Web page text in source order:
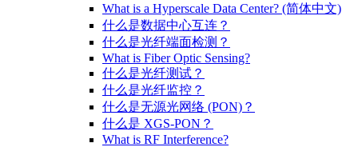
What is a Hyperscale Data Center? (简体中文)
什么是数据中心互连？
什么是光纤端面检测？
What is Fiber Optic Sensing?
什么是光纤测试？
什么是光纤监控？
什么是无源光网络 (PON)？
什么是 XGS-PON？
What is RF Interference?